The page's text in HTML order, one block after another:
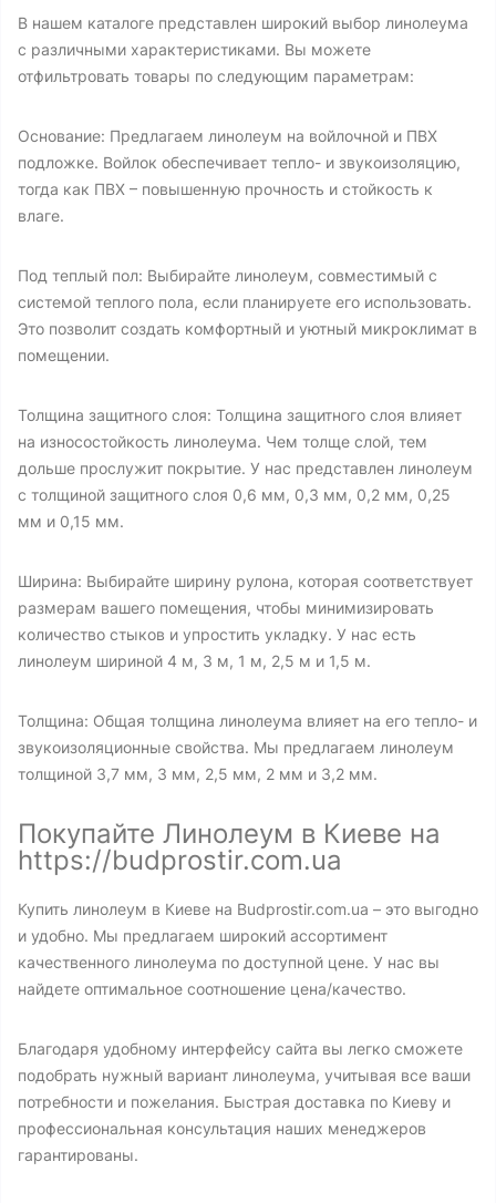
В нашем каталоге представлен широкий выбор линолеума
с различными характеристиками. Вы можете
отфильтровать товары по следующим параметрам:
Основание: Предлагаем линолеум на войлочной и ПВХ
подложке. Войлок обеспечивает тепло- и звукоизоляцию,
тогда как ПВХ – повышенную прочность и стойкость к
влаге.
Под теплый пол: Выбирайте линолеум, совместимый с
системой теплого пола, если планируете его использовать.
Это позволит создать комфортный и уютный микроклимат в
помещении.
Толщина защитного слоя: Толщина защитного слоя влияет
на износостойкость линолеума. Чем толще слой, тем
дольше прослужит покрытие. У нас представлен линолеум
с толщиной защитного слоя 0,6 мм, 0,3 мм, 0,2 мм, 0,25
мм и 0,15 мм.
Ширина: Выбирайте ширину рулона, которая соответствует
размерам вашего помещения, чтобы минимизировать
количество стыков и упростить укладку. У нас есть
линолеум шириной 4 м, 3 м, 1 м, 2,5 м и 1,5 м.
Толщина: Общая толщина линолеума влияет на его тепло- и
звукоизоляционные свойства. Мы предлагаем линолеум
толщиной 3,7 мм, 3 мм, 2,5 мм, 2 мм и 3,2 мм.
Покупайте Линолеум в Киеве на
https://budprostir.com.ua
Купить линолеум в Киеве на Budprostir.com.ua – это выгодно
и удобно. Мы предлагаем широкий ассортимент
качественного линолеума по доступной цене. У нас вы
найдете оптимальное соотношение цена/качество.
Благодаря удобному интерфейсу сайта вы легко сможете
подобрать нужный вариант линолеума, учитывая все ваши
потребности и пожелания. Быстрая доставка по Киеву и
профессиональная консультация наших менеджеров
гарантированы.